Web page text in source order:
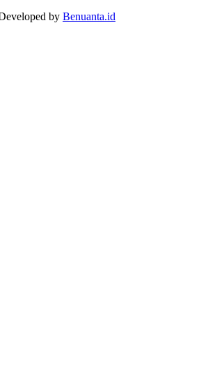
by Benuanta.id